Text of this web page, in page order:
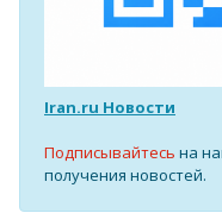
Iran.ru Новости
Подписывайтесь на
получения новостей.